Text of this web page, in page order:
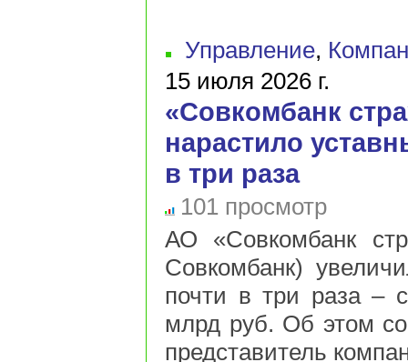
Управление,
15 июля 2026 г.
«Совкомбанк
нарастило
в три раза
101 просмотр
АО «Совкомбанк
Совкомбанк)
почти в три раза –
млрд руб. Об этом
представитель